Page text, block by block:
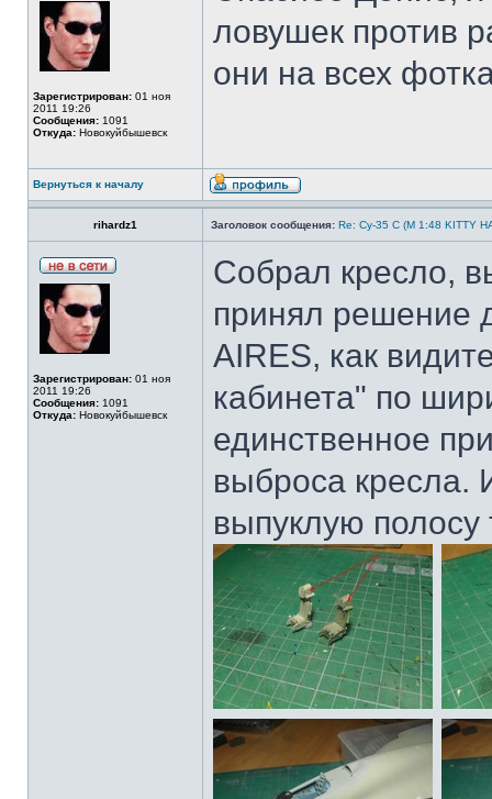
Зарегистрирован: 01 ноя
2011 19:26
Сообщения: 1091
Откуда: Новокуйбышевск
ловушек против
они на всех
Вернуться к началу
rihardz1 Заголовок сообщения: Re: Су-35 С (М 1:48 KITTY
Зарегистрирован: 01 ноя
2011 19:26
Сообщения: 1091
Откуда: Новокуйбышевск
Собрал кресло,
принял решение
AIRES, как
кабинета" по
единственное
выброса кресла.
выпуклую полосу